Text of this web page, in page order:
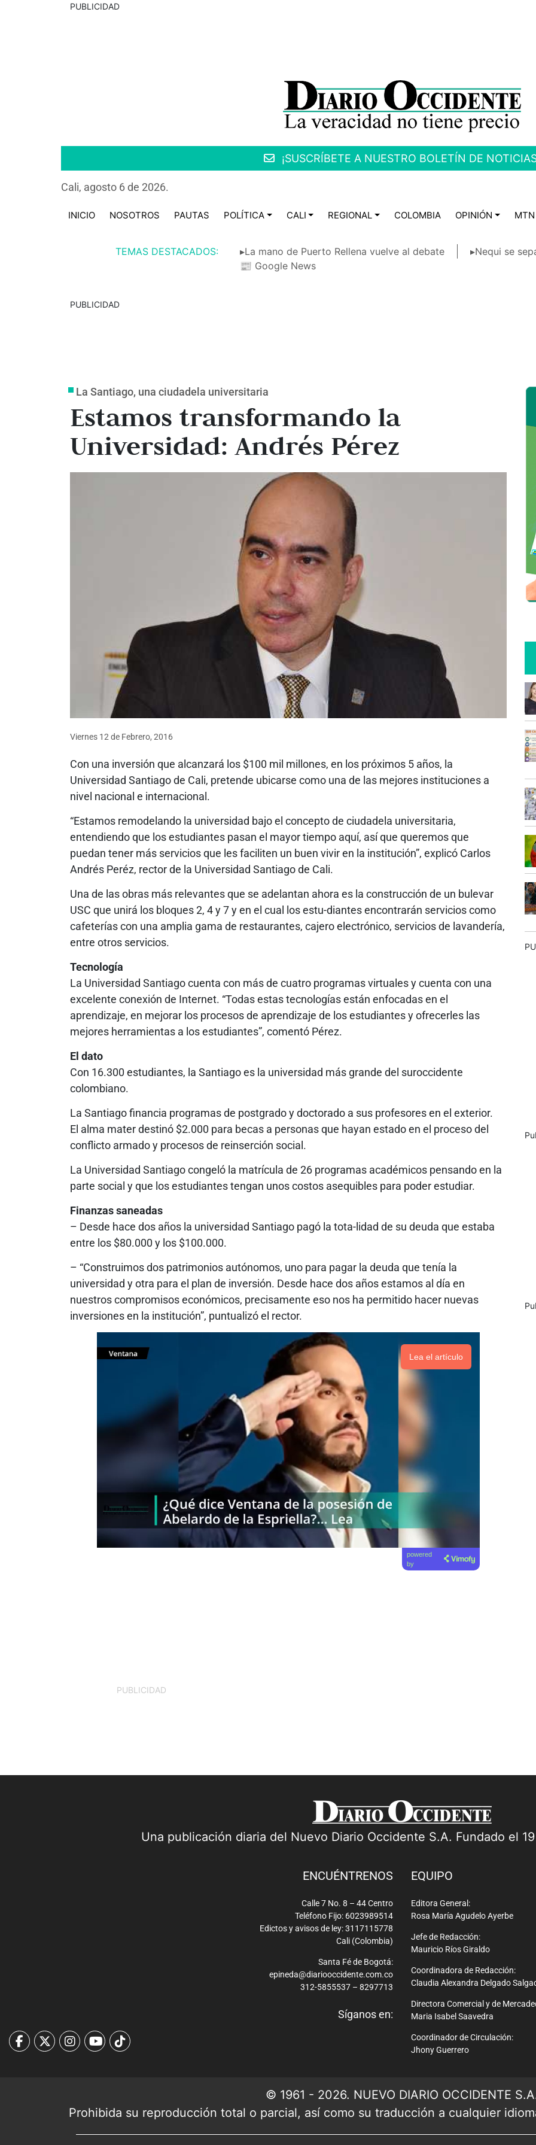
PUBLICIDAD
¡SUSCRÍBETE A NUESTRO BOLETÍN DE
Cali, agosto 6 de 2026.
INICIO NOSOTROS PAUTAS POLÍTICA CALI REGIONAL COLOMBIA OPINIÓN MTN
TEMAS DESTACADOS: ▸La mano de Puerto Rellena vuelve al debate
▸Nequi se
📰 Google News
PUBLICIDAD
La Santiago, una ciudadela universitaria
Estamos transformando la
Universidad: Andrés Pérez
Viernes 12 de Febrero, 2016
Con una inversión que alcanzará los $100 mil millones, en los próximos 5 años, la
Universidad Santiago de Cali, pretende ubicarse como una de las mejores instituciones a
nivel nacional e internacional.
“Estamos remodelando la universidad bajo el concepto de ciudadela universitaria,
entendiendo que los estudiantes pasan el mayor tiempo aquí, así que queremos que
puedan tener más servicios que les faciliten un buen vivir en la institución”, explicó Carlos
Andrés Peréz, rector de la Universidad Santiago de Cali.
Una de las obras más relevantes que se adelantan ahora es la construcción de un bulevar
USC que unirá los bloques 2, 4 y 7 y en el cual los estu-diantes encontrarán servicios como
cafeterías con una amplia gama de restaurantes, cajero electrónico, servicios de lavandería,
entre otros servicios.
Tecnología
La Universidad Santiago cuenta con más de cuatro programas virtuales y cuenta con una
excelente conexión de Internet. “Todas estas tecnologías están enfocadas en el
aprendizaje, en mejorar los procesos de aprendizaje de los estudiantes y ofrecerles las
mejores herramientas a los estudiantes”, comentó Pérez.
El dato
Con 16.300 estudiantes, la Santiago es la universidad más grande del suroccidente
colombiano.
La Santiago financia programas de postgrado y doctorado a sus profesores en el exterior.
El alma mater destinó $2.000 para becas a personas que hayan estado en el proceso del
conflicto armado y procesos de reinserción social.
La Universidad Santiago congeló la matrícula de 26 programas académicos pensando en la
parte social y que los estudiantes tengan unos costos asequibles para poder estudiar.
Finanzas saneadas
– Desde hace dos años la universidad Santiago pagó la tota-lidad de su deuda que estaba
entre los $80.000 y los $100.000.
– “Construimos dos patrimonios autónomos, uno para pagar la deuda que tenía la
universidad y otra para el plan de inversión. Desde hace dos años estamos al día en
nuestros compromisos económicos, precisamente eso nos ha permitido hacer nuevas
inversiones en la institución”, puntualizó el rector.
Lea el artículo
powered
by
PUBLICIDAD
Una publicación diaria del Nuevo Diario Occidente S.A. Fundado el
ENCUÉNTRENOS
Calle 7 No. 8 – 44 Centro
Teléfono Fijo: 6023989514
Edictos y avisos de ley: 3117115778
Cali (Colombia)
Santa Fé de Bogotá:
epineda@diariooccidente.com.co
312-5855537 – 8297713
Síganos en:
EQUIPO
Editora General:
Rosa María Agudelo Ayerbe
Jefe de Redacción:
Mauricio Ríos Giraldo
Coordinadora de Redacción:
Claudia Alexandra Delgado
Directora Comercial y de
Maria Isabel Saavedra
Coordinador de Circulación:
Jhony Guerrero
© 1961 - 2026. NUEVO DIARIO OCCIDENTE
Prohibida su reproducción total o parcial, así como su traducción a cualquier